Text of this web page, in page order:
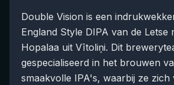
Double Vision is een
England Style DIPA van de Letse
Hopalaa uit Vītoliņi. Dit
gespecialiseerd in het brouwen
smaakvolle IPA's, waarbij ze zich